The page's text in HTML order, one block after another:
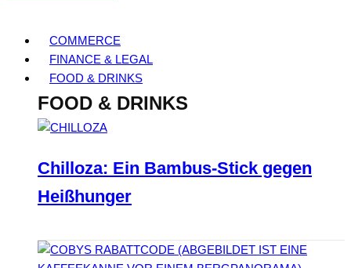
COMMERCE
FINANCE & LEGAL
FOOD & DRINKS
FOOD & DRINKS
Chilloza: Ein Bambus-Stick gegen
Heißhunger